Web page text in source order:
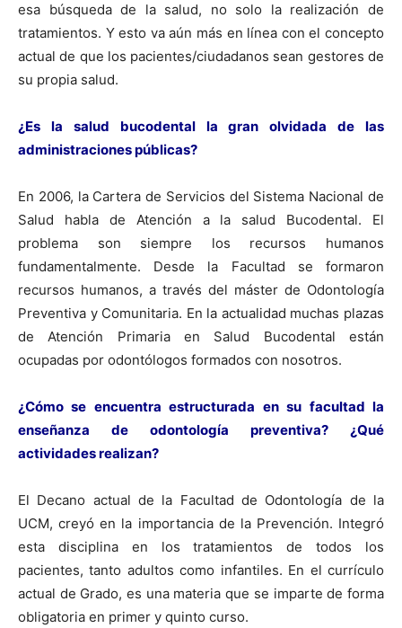
esa búsqueda de la salud, no solo la realización de
tratamientos. Y esto va aún más en línea con el concepto
actual de que los pacientes/ciudadanos sean gestores de
su propia salud.
¿Es la salud bucodental la gran olvidada de las
administraciones públicas?
En 2006, la Cartera de Servicios del Sistema Nacional de
Salud habla de Atención a la salud Bucodental. El
problema son siempre los recursos humanos
fundamentalmente. Desde la Facultad se formaron
recursos humanos, a través del máster de Odontología
Preventiva y Comunitaria. En la actualidad muchas plazas
de Atención Primaria en Salud Bucodental están
ocupadas por odontólogos formados con nosotros.
¿Cómo se encuentra estructurada en su facultad la
enseñanza de odontología preventiva? ¿Qué
actividades realizan?
El Decano actual de la Facultad de Odontología de la
UCM, creyó en la importancia de la Prevención. Integró
esta disciplina en los tratamientos de todos los
pacientes, tanto adultos como infantiles. En el currículo
actual de Grado, es una materia que se imparte de forma
obligatoria en primer y quinto curso.